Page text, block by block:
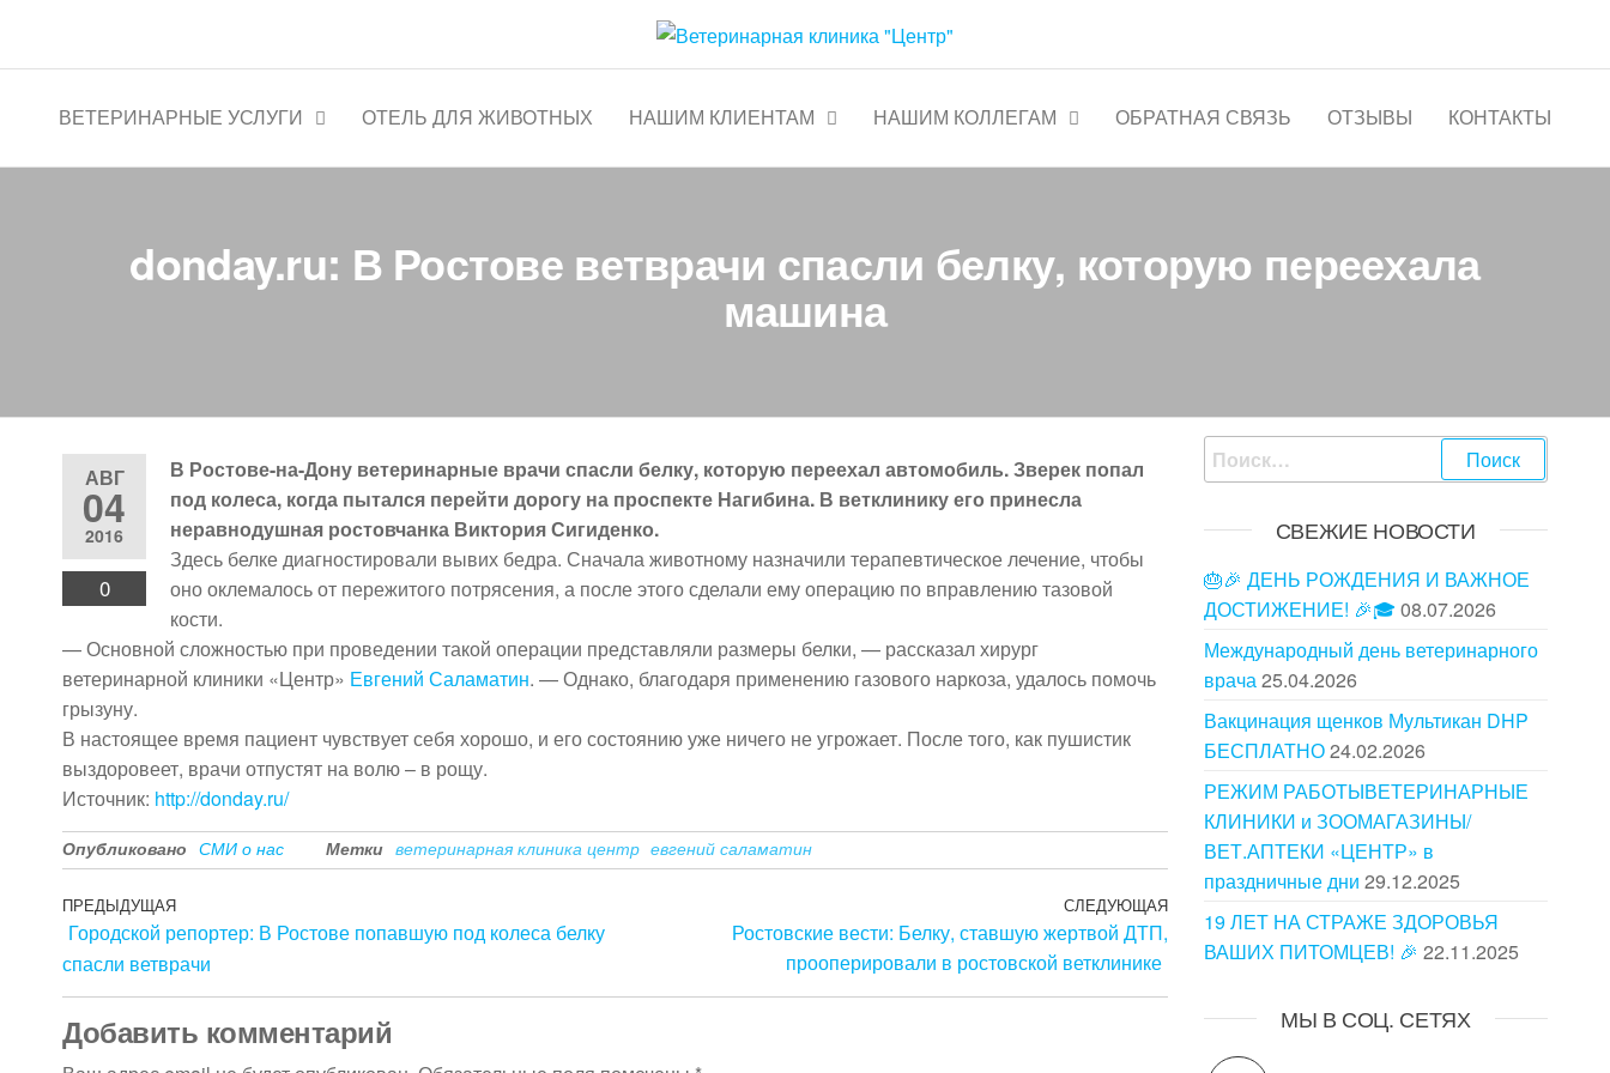
Ветеринарная клиника "Центр" Круглосуточно
ВЕТЕРИНАРНЫЕ УСЛУГИ ОТЕЛЬ ДЛЯ ЖИВОТНЫХ НАШИМ КЛИЕНТАМ НАШИМ КОЛЛЕГАМ ОБРАТНАЯ СВЯЗЬ ОТЗЫВЫ КОНТАКТЫ
donday.ru: В Ростове ветврачи спасли белку, которую переехала
машина
АВГ
04
2016
0
В Ростове-на-Дону ветеринарные врачи спасли белку, которую переехал автомобиль. Зверек попал
под колеса, когда пытался перейти дорогу на проспекте Нагибина. В ветклинику его принесла
неравнодушная ростовчанка Виктория Сигиденко.
Здесь белке диагностировали вывих бедра. Сначала животному назначили терапевтическое лечение, чтобы
оно оклемалось от пережитого потрясения, а после этого сделали ему операцию по вправлению тазовой
кости.
— Основной сложностью при проведении такой операции представляли размеры белки, — рассказал хирург
ветеринарной клиники «Центр» Евгений Саламатин. — Однако, благодаря применению газового наркоза, удалось помочь
грызуну.
В настоящее время пациент чувствует себя хорошо, и его состоянию уже ничего не угрожает. После того, как пушистик
выздоровеет, врачи отпустят на волю – в рощу.
Источник: http://donday.ru/
Опубликовано СМИ о нас Метки ветеринарная клиника центр евгений саламатин
ПРЕДЫДУЩАЯ
Городской репортер: В Ростове попавшую под колеса белку
спасли ветврачи
СЛЕДУЮЩАЯ
Ростовские вести: Белку, ставшую жертвой ДТП,
прооперировали в ростовской ветклинике
Добавить комментарий
СВЕЖИЕ НОВОСТИ
🎂🎉 ДЕНЬ РОЖДЕНИЯ И ВАЖНОЕ
ДОСТИЖЕНИЕ! 🎉🎓08.07.2026
Международный день ветеринарного
врача25.04.2026
Вакцинация щенков Мультикан DHP
БЕСПЛАТНО24.02.2026
РЕЖИМ РАБОТЫВЕТЕРИНАРНЫЕ
КЛИНИКИ и ЗООМАГАЗИНЫ/
ВЕТ.АПТЕКИ «ЦЕНТР» в
праздничные дни 29.12.2025
19 ЛЕТ НА СТРАЖЕ ЗДОРОВЬЯ
ВАШИХ ПИТОМЦЕВ! 🎉 22.11.2025
МЫ В СОЦ. СЕТЯХ